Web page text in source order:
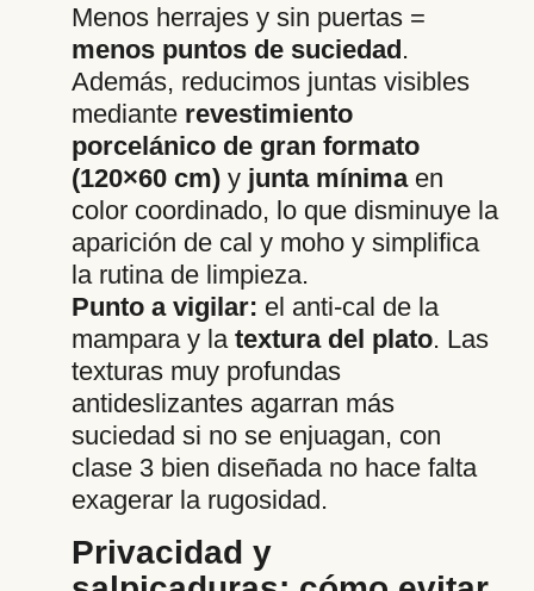
Menos herrajes y sin puertas =
menos puntos de suciedad.
Además, reducimos juntas visibles
mediante revestimiento
porcelánico de gran formato
(120×60 cm) y junta mínimaen
color coordinado, lo que disminuye la
aparición de cal y moho y simplifica
la rutina de limpieza.
Punto a vigilar: el anti-cal de la
mampara y la textura del plato. Las
texturas muy profundas
antideslizantes agarran más
suciedad si no se enjuagan, con
clase 3 bien diseñada no hace falta
exagerar la rugosidad.
Privacidad y